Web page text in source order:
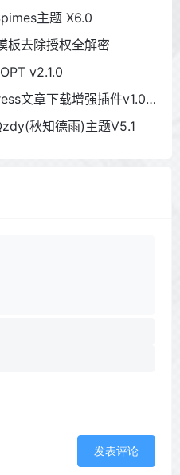
主题 X6.0
去除授权全解密
v2.1.0
文章下载增强插件v1.0.
秋知德雨)主题V5.1
发表评论